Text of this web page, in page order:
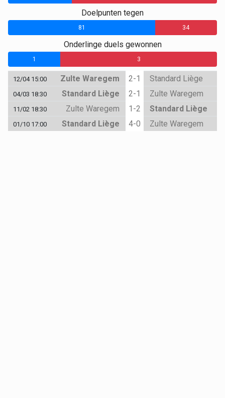
Doelpunten tegen
81 34
Onderlinge duels gewonnen
1 3
12/04 15:00 Zulte Waregem 2-1 Standard Liège
04/03 18:30 Standard Liège 2-1 Zulte Waregem
11/02 18:30 Zulte Waregem 1-2 Standard Liège
01/10 17:00 Standard Liège 4-0 Zulte Waregem